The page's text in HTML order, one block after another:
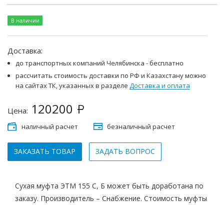
В наличии
Доставка:
до транспортных компаний Челябинска - бесплатно
рассчитать стоимость доставки по РФ и Казахстану можно
на сайтах ТК, указанных в разделе Доставка и оплата
Цена: 120200 Р
наличный расчет безналичный расчет
ЗАКАЗАТЬ ТОВАР ЗАДАТЬ ВОПРОС
Сухая муфта ЭТМ 155 С, Б может быть доработана по
заказу. Производитель – Снабжение. Стоимость муфты